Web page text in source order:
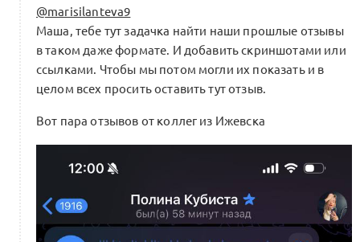
@marisilanteva9
Маша, тебе тут задачка найти наши прошлые отзывы
в таком даже формате. И добавить скриншотами или
ссылками. Чтобы мы потом могли их показать и в
целом всех просить оставить тут отзыв.
Вот пара отзывов от коллег из Ижевска